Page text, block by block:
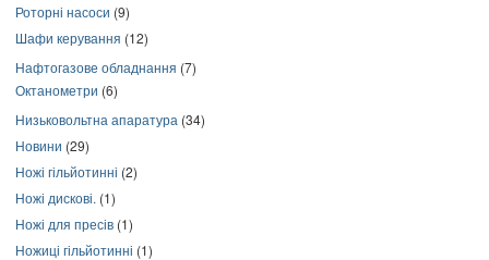
Роторні насоси (9)
Шафи керування (12)
Нафтогазове обладнання (7)
Октанометри (6)
Низьковольтна апаратура (34)
Новини (29)
Ножі гільйотинні (2)
Ножі дискові. (1)
Ножі для пресів (1)
Ножиці гільйотинні (1)